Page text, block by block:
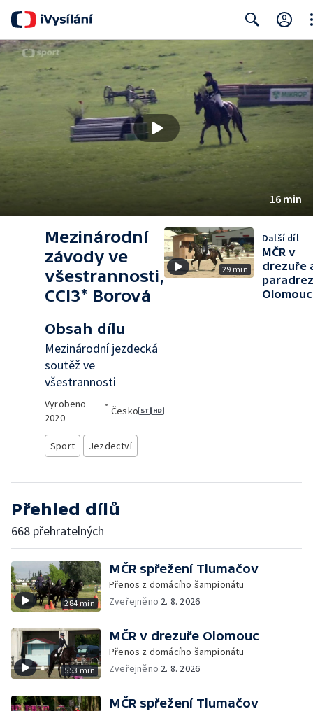
16 min
Mezinárodní
závody ve
všestrannosti,
CCI3* Borová
Obsah dílu
Mezinárodní jezdecká
soutěž ve
všestrannosti
Vyrobeno
2020
•
Česko
Sport Jezdectví
29 min
Další díl
MČR v
drezuře
Olomouc
Přehled dílů
668 přehratelných
284 min
MČR spřežení Tlumačov
Přenos z domácího šampionátu
Zveřejněno 2. 8. 2026
553 min
MČR v drezuře Olomouc
Přenos z domácího šampionátu
Zveřejněno 2. 8. 2026
MČR spřežení Tlumačov